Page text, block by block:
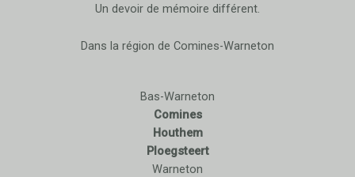
Un devoir de mémoire différent.
Dans la région de Comines-Warneton
Bas-Warneton
Comines
Houthem
Ploegsteert
Warneton